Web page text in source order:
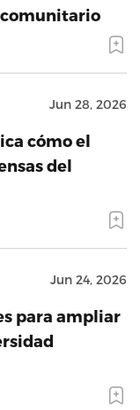
comunitario
Jun 28, 2026
cómo el
del
Jun 24, 2026
para ampliar